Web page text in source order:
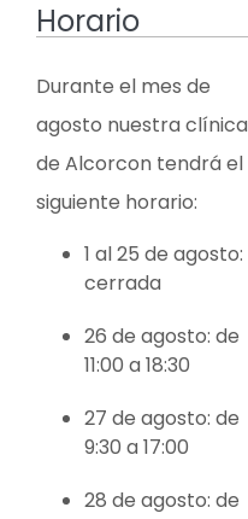
Horario
Durante el mes de
agosto nuestra clínica
de Alcorcon tendrá el
siguiente horario:
1 al 25 de agosto:
cerrada
26 de agosto: de
11:00 a 18:30
27 de agosto: de
9:30 a 17:00
28 de agosto: de